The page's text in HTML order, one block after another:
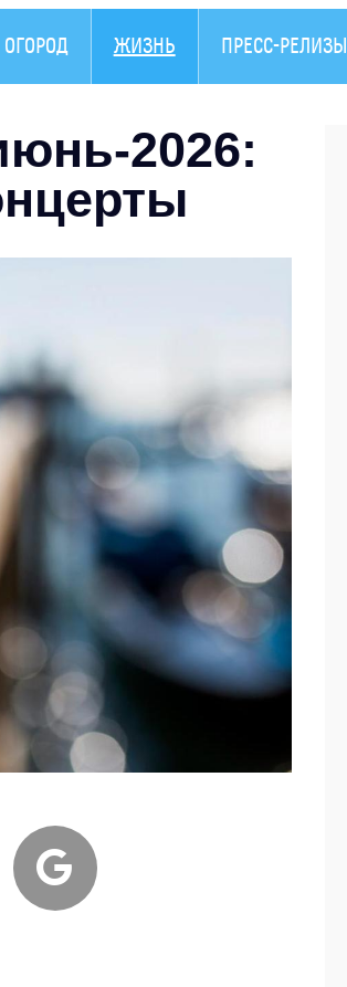
ЖИЗНЬ ПРЕСС-РЕЛИЗЫ
2026: